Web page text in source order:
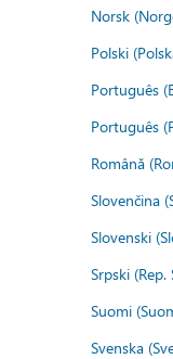
Norsk
Polski
Português
Português
Română
Slovenčina
Slovenski
Srpski
Suomi
Svenska